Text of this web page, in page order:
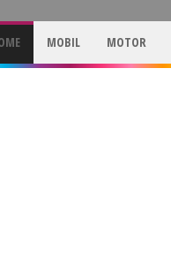
MOBIL MOTOR